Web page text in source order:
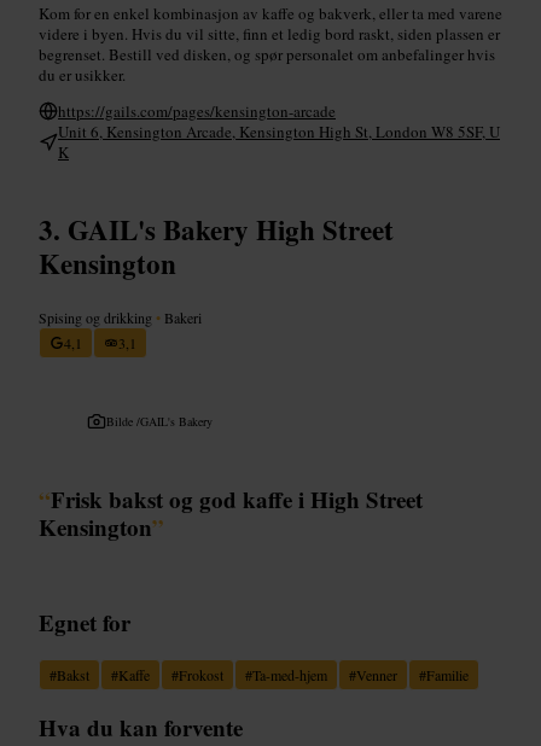
Kom for en enkel kombinasjon av kaffe og bakverk, eller ta med varene
videre i byen. Hvis du vil sitte, finn et ledig bord raskt, siden plassen er
begrenset. Bestill ved disken, og spør personalet om anbefalinger hvis
du er usikker.
https://gails.com/pages/kensington-arcade
Unit 6, Kensington Arcade, Kensington High St, London W8 5SF, U
K
GAIL's Bakery High Street
Kensington
Spising og drikking • Bakeri
4,1
3,1
Bilde /GAIL's Bakery
“Frisk bakst og god kaffe i High Street
Kensington”
Egnet for
#Bakst #Kaffe #Frokost #Ta-med-hjem #Venner #Familie
Hva du kan forvente